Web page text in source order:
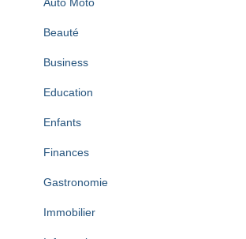
Beauté
Business
Education
Enfants
Finances
Gastronomie
Immobilier